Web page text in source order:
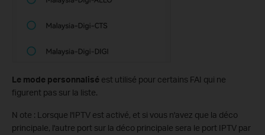
Le mode personnalisé est utilisé pour certains FAI qui ne
figurent pas sur la liste.
N ote : Lorsque l'IPTV est activé, et si vous n'avez que la déco
principale, l'autre port sur la déco principale sera le port IPTV par